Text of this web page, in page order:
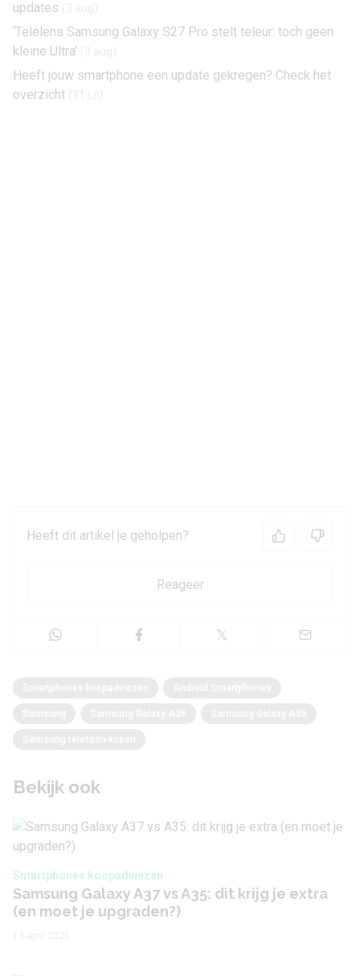
updates
‘Telelens Samsung Galaxy S27 Pro stelt teleur: toch geen
kleine Ultra’
Heeft jouw smartphone een update gekregen? Check het
overzicht
Heeft dit artikel je geholpen?
Reageer
Bekijk ook
Smartphones koopadviezen
Samsung Galaxy A37 vs A35: dit krijg je extra
(en moet je upgraden?)